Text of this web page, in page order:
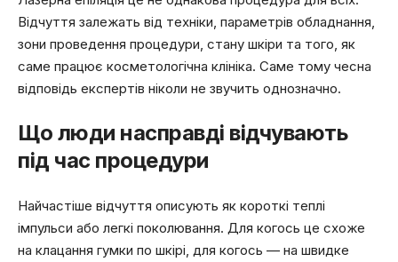
Відчуття залежать від техніки, параметрів обладнання,
зони проведення процедури, стану шкіри та того, як
саме працює косметологічна клініка. Саме тому чесна
відповідь експертів ніколи не звучить однозначно.
Що люди насправді відчувають
під час процедури
Найчастіше відчуття описують як короткі теплі
імпульси або легкі поколювання. Для когось це схоже
на клацання гумки по шкірі, для когось — на швидке